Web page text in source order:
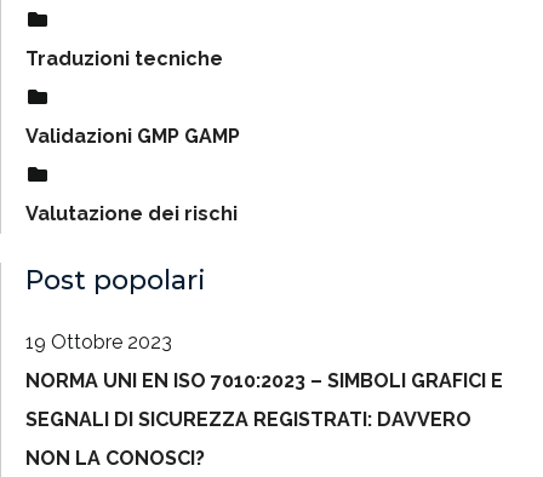
Traduzioni tecniche
Validazioni GMP GAMP
Valutazione dei rischi
Post popolari
19 Ottobre 2023
NORMA UNI EN ISO 7010:2023 – SIMBOLI GRAFICI E
SEGNALI DI SICUREZZA REGISTRATI: DAVVERO
NON LA CONOSCI?